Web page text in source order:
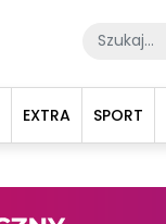
EXTRA SPORT